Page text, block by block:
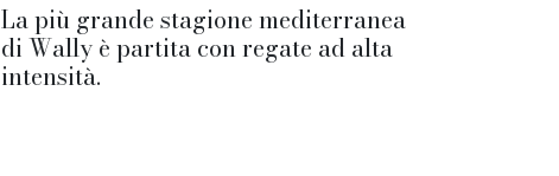
La più grande stagione mediterranea
di Wally è partita con regate ad alta
intensità.